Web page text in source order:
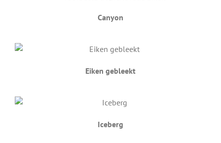
Canyon
Eiken gebleekt
Iceberg